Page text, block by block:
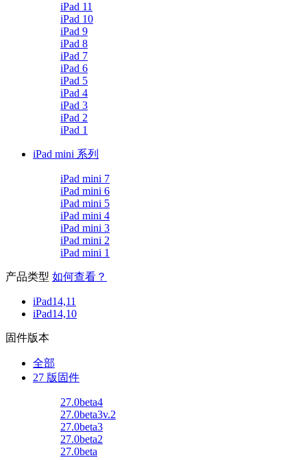
iPad 11
iPad 10
iPad 9
iPad 8
iPad 7
iPad 6
iPad 5
iPad 4
iPad 3
iPad 2
iPad 1
iPad mini 系列
iPad mini 7
iPad mini 6
iPad mini 5
iPad mini 4
iPad mini 3
iPad mini 2
iPad mini 1
产品类型 如何查看？
iPad14,11
iPad14,10
固件版本
全部
27 版固件
27.0beta4
27.0beta3v.2
27.0beta3
27.0beta2
27.0beta